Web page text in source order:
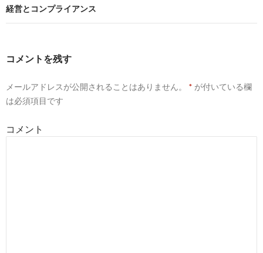
ナ
ゲ
シ
ン
経営とコンプライアンス
コメントを残す
メールアドレスが公開されることはありません。 * が付いている欄
は必須項目です
コメント